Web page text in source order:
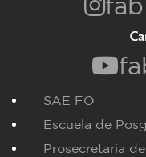
SAE FO
Escuela de
Prosecretaria